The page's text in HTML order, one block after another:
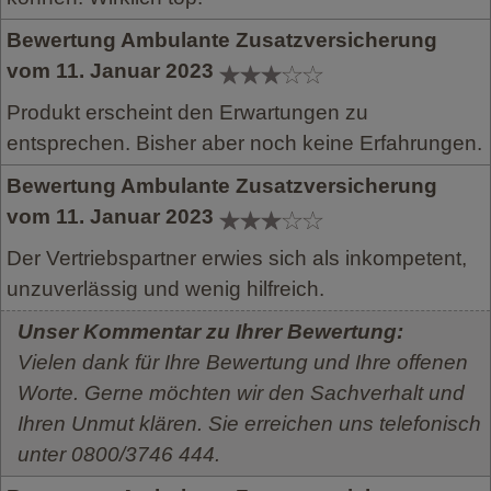
Bewertung Ambulante Zusatzversicherung
vom 11. Januar 2023
Produkt erscheint den Erwartungen zu
entsprechen. Bisher aber noch keine Erfahrungen.
Bewertung Ambulante Zusatzversicherung
vom 11. Januar 2023
Der Vertriebspartner erwies sich als inkompetent,
unzuverlässig und wenig hilfreich.
Unser Kommentar zu Ihrer Bewertung:
Vielen dank für Ihre Bewertung und Ihre offenen
Worte. Gerne möchten wir den Sachverhalt und
Ihren Unmut klären. Sie erreichen uns telefonisch
unter 0800/3746 444.